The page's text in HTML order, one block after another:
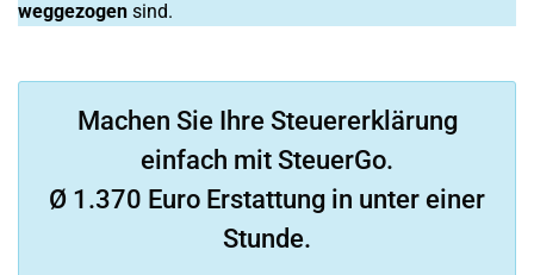
weggezogen sind.
Machen Sie Ihre Steuererklärung
einfach mit SteuerGo.
Ø 1.370 Euro Erstattung in unter einer
Stunde.